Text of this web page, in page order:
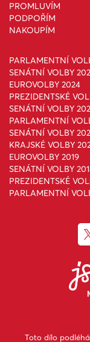
PROMLUVÍM
PODPOŘÍM
NAKOUPÍM
PARLAMENTNÍ
SENÁTNÍ VOLBY
EUROVOLBY 2024
PREZIDENTSKÉ
SENÁTNÍ VOLBY
PARLAMENTNÍ
SENÁTNÍ VOLBY
KRAJSKÉ VOLBY
EUROVOLBY 2019
SENÁTNÍ VOLBY
PREZIDENTSKÉ
PARLAMENTNÍ
Toto dílo